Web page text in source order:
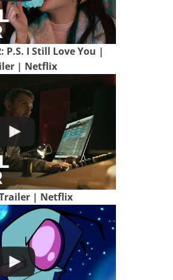
P.S. I Still Love You |
| Netflix
| Netflix